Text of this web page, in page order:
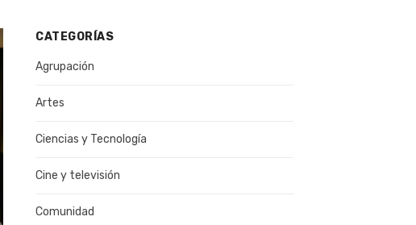
CATEGORÍAS
Agrupación
Artes
Ciencias y Tecnología
Cine y televisión
Comunidad